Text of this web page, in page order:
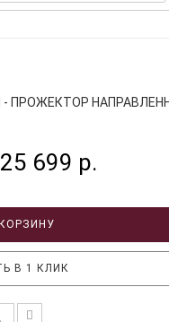
II - ПРОЖЕКТОР
699 р.
В 1 КЛИК